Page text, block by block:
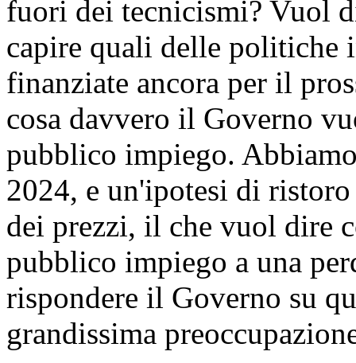
fuori dei tecnicismi? Vuol
capire quali delle politiche
finanziate ancora per il
cosa davvero il Governo
pubblico impiego.
2024, e un'ipotesi di
dei prezzi, il che vuol dire
pubblico impiego a una
rispondere il Governo su
grandissima